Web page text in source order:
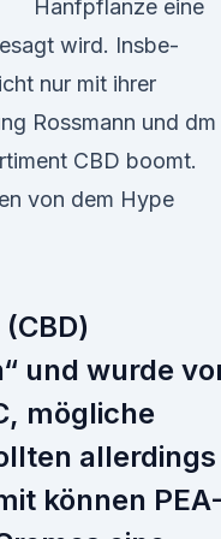
Hanfpflanze eine
wird. Insbe­
nur mit ihrer
Rossmann und dm
CBD boomt.
von dem Hype
und wurde
mögliche
allerdings
können